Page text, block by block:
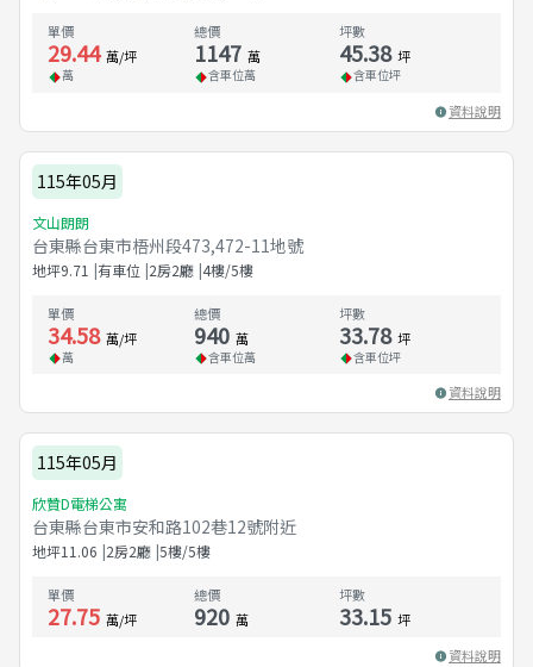
單價
29.44 萬/坪
萬
總價
1147 萬
含車位萬
坪數
45.38 坪
含車位坪
資料說明
115年05月
文山朗朗
台東縣台東市梧州段473,472-11地號
地坪9.71 有車位 2房2廳 4樓/5樓
單價
34.58 萬/坪
萬
總價
940 萬
含車位萬
坪數
33.78 坪
含車位坪
資料說明
115年05月
欣贊D電梯公寓
台東縣台東市安和路102巷12號附近
地坪11.06 2房2廳 5樓/5樓
單價
27.75 萬/坪
總價
920 萬
坪數
33.15 坪
資料說明